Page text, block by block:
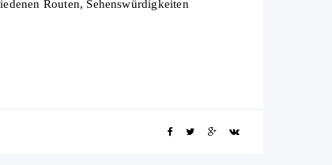
Routen, Sehenswürdigkeiten